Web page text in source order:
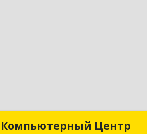
Компьютерный Центр
Компьютерный Центр